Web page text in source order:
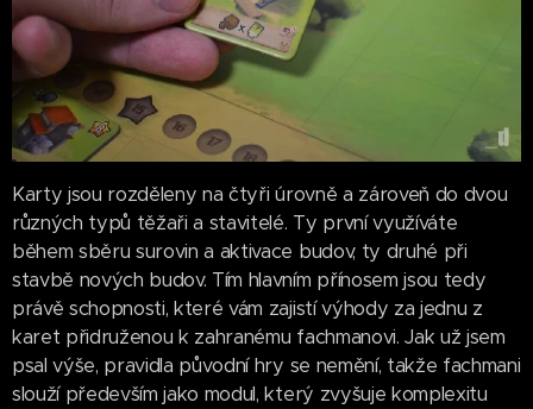
Karty jsou rozděleny na čtyři úrovně a zároveň do dvou
různých typů těžaři a stavitelé. Ty první využíváte
během sběru surovin a aktivace budov, ty druhé při
stavbě nových budov. Tím hlavním přínosem jsou tedy
právě schopnosti, které vám zajistí výhody za jednu z
karet přidruženou k zahranému fachmanovi. Jak už jsem
psal výše, pravidla původní hry se nemění, takže fachmani
slouží především jako modul, který zvyšuje komplexitu